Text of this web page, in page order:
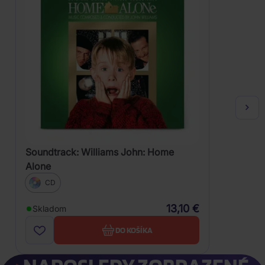
Soundtrack: Williams John: Home
Alone
CD
Skladom 13,10 €
DO KOŠÍKA